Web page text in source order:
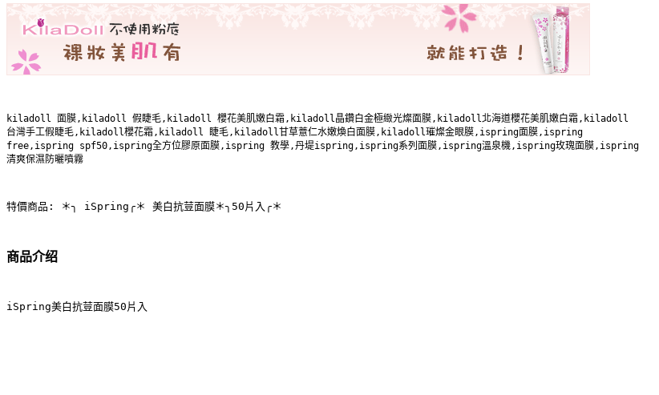
kiladoll 面膜,kiladoll 假睫毛,kiladoll 櫻花美肌嫩白霜,kiladoll晶鑽白金極緻光燦面膜,kiladoll北海道櫻花美肌嫩白霜,kiladoll
台灣手工假睫毛,kiladoll櫻花霜,kiladoll 睫毛,kiladoll甘草薏仁水嫩煥白面膜,kiladoll璀燦金眼膜,ispring面膜,ispring
free,ispring spf50,ispring全方位膠原面膜,ispring 教學,丹堤ispring,ispring系列面膜,ispring溫泉機,ispring玫瑰面膜,ispring
清爽保濕防曬噴霧
特價商品: ＊╮ iSpring╭＊ 美白抗荳面膜＊╮50片入╭＊
商品介绍
iSpring美白抗荳面膜50片入